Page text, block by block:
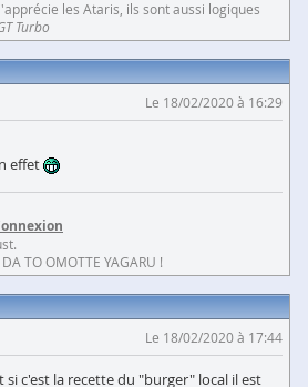
les Ataris, ils sont aussi logiques
Turbo
Le 18/02/2020 à 16:29
effet
TO OMOTTE YAGARU !
Le 18/02/2020 à 17:44
si c'est la recette du "burger" local il est